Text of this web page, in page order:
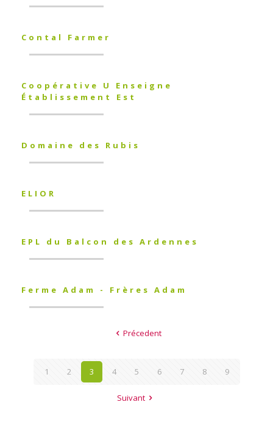
Contal Farmer
Coopérative U Enseigne
Établissement Est
Domaine des Rubis
ELIOR
EPL du Balcon des Ardennes
Ferme Adam - Frères Adam
Précedent
1 2 3 4 5 6 7 8 9
Suivant